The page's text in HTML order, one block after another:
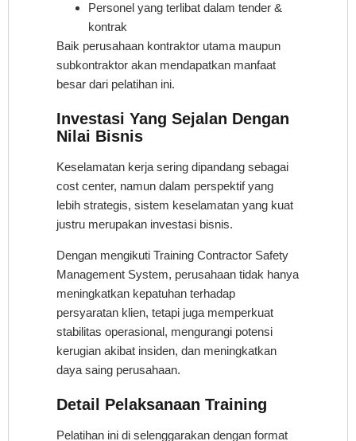
Personel yang terlibat dalam tender &
kontrak
Baik perusahaan kontraktor utama maupun
subkontraktor akan mendapatkan manfaat
besar dari pelatihan ini.
Investasi Yang Sejalan Dengan
Nilai Bisnis
Keselamatan kerja sering dipandang sebagai
cost center, namun dalam perspektif yang
lebih strategis, sistem keselamatan yang kuat
justru merupakan investasi bisnis.
Dengan mengikuti Training Contractor Safety
Management System, perusahaan tidak hanya
meningkatkan kepatuhan terhadap
persyaratan klien, tetapi juga memperkuat
stabilitas operasional, mengurangi potensi
kerugian akibat insiden, dan meningkatkan
daya saing perusahaan.
Detail Pelaksanaan Training
Pelatihan ini di selenggarakan dengan format